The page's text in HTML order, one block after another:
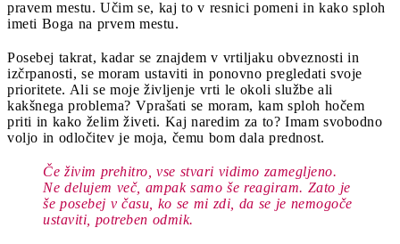
pravem mestu. Učim se, kaj to v resnici pomeni in kako sploh
imeti Boga na prvem mestu.
Posebej takrat, kadar se znajdem v vrtiljaku obveznosti in
izčrpanosti, se moram ustaviti in ponovno pregledati svoje
prioritete. Ali se moje življenje vrti le okoli službe ali
kakšnega problema? Vprašati se moram, kam sploh hočem
priti in kako želim živeti. Kaj naredim za to? Imam svobodno
voljo in odločitev je moja, čemu bom dala prednost.
Če živim prehitro, vse stvari vidimo zamegljeno.
Ne delujem več, ampak samo še reagiram. Zato je
še posebej v času, ko se mi zdi, da se je nemogoče
ustaviti, potreben odmik.